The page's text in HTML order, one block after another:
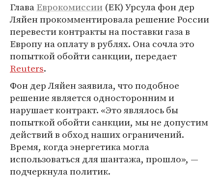
ГлаваЕврокомиссии (ЕК) Урсула фон дер
Ляйен прокомментировала решение России
перевести контракты на поставки газа в
Европу на оплату в рублях. Она сочла это
попыткой обойти санкции, передает
Reuters.
Фон дер Ляйен заявила, что подобное
решение является односторонним и
нарушает контракт. «Это являлось бы
попыткой обойти санкции, мы не допустим
действий в обход наших ограничений.
Время, когда энергетика могла
использоваться для шантажа, прошло», —
подчеркнула политик.